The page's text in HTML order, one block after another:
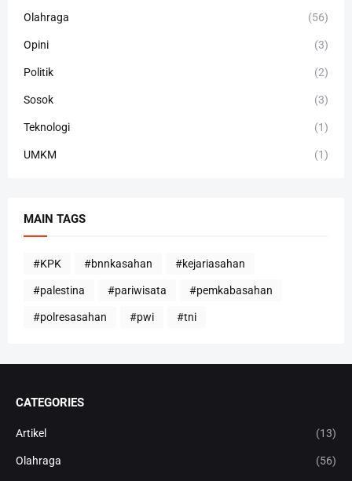
Olahraga (56)
Opini (3)
Politik (2)
Sosok (3)
Teknologi (1)
UMKM (1)
MAIN TAGS
#KPK #bnnkasahan #kejariasahan
#palestina #pariwisata #pemkabasahan
#polresasahan #pwi #tni
CATEGORIES
Artikel (13)
Olahraga (56)